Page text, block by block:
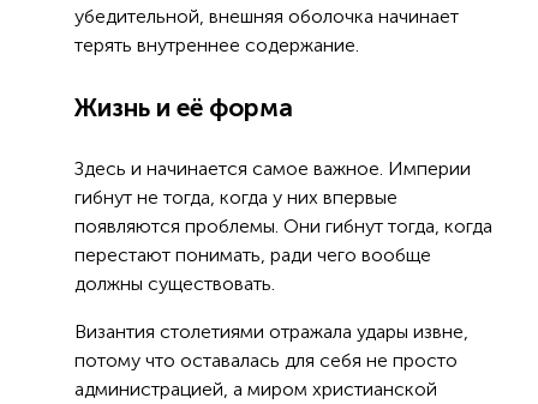
убедительной, внешняя оболочка начинает
терять внутреннее содержание.
Жизнь и её форма
Здесь и начинается самое важное. Империи
гибнут не тогда, когда у них впервые
появляются проблемы. Они гибнут тогда, когда
перестают понимать, ради чего вообще
должны существовать.
Византия столетиями отражала удары извне,
потому что оставалась для себя не просто
администрацией, а миром христианской